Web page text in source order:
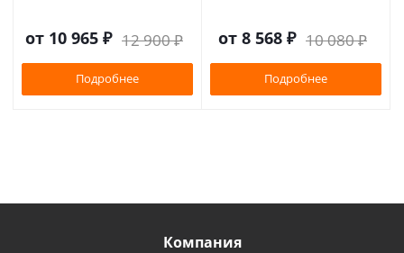
от 10 965 ₽ 12 900 ₽
Подробнее
от 8 568 ₽ 10 080 ₽
Подробнее
Компания